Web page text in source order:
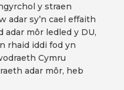
y straen
adar sy’n cael effaith
môr ledled y DU,
rhaid iddi fod yn
Cymru
adar môr, heb